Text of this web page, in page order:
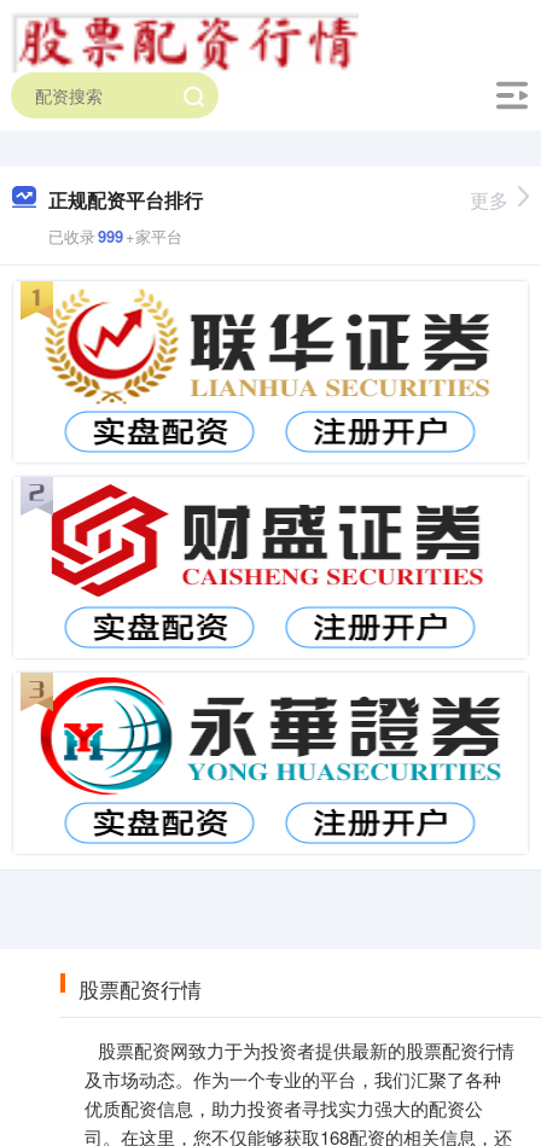
正规配资平台排行
已收录999+家平台
更多
股票配资行情
股票配资网致力于为投资者提供最新的股票配资行情
及市场动态。作为一个专业的平台，我们汇聚了各种
优质配资信息，助力投资者寻找实力强大的配资公
司。在这里，您不仅能够获取168配资的相关信息，还